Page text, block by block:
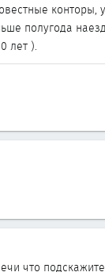
полугода
лет ).
что